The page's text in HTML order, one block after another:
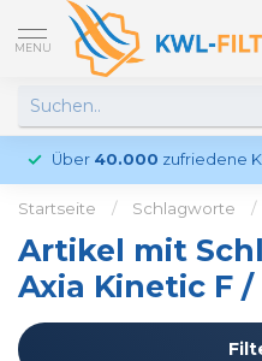
MENU
Über 40.000 zufriedene
Startseite / Schlagworte /
Artikel mit
Axia Kinetic F /